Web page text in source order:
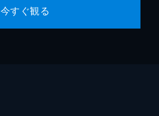
今すぐ観る